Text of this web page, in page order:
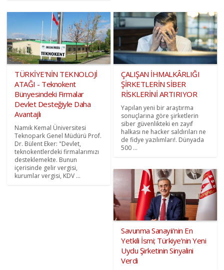
TÜRKİYE'NİN TEKNOLOJİ
ATAĞI - Teknokent
Bünyesindeki Firmalar
Devlet Desteğiyle Daha
Avantajlı
Namık Kemal Üniversitesi
Teknopark Genel Müdürü Prof.
Dr. Bülent Eker: "Devlet,
teknokentlerdeki firmalarımızı
desteklemekte. Bunun
içerisinde gelir vergisi,
kurumlar vergisi, KDV ...
ÇALIŞAN İHMALKÂRLIĞI
ŞİRKETLERİN SİBER
RİSKLERİNİ ARTIRIYOR
Yapılan yeni bir araştırma
sonuçlarına göre şirketlerin
siber güvenlikteki en zayıf
halkası ne hacker saldırıları ne
de fidye yazılımları!. Dünyada
500 ...
Savunma Sanayii'nin En
Yetkili İsmi; Türkiye’nin Yeni
Uydu Şirketinin Sinyalini
Verdi